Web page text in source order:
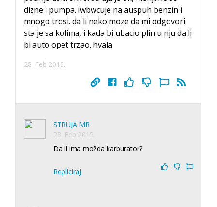
dizne i pumpa. iwbwcuje na auspuh benzin i
mnogo trosi. da li neko moze da mi odgovori
sta je sa kolima, i kada bi ubacio plin u nju da li
bi auto opet trzao. hvala
28. Feb 2015.
STRUJA MR
28. Feb 2015.
Da li ima možda karburator?
Repliciraj